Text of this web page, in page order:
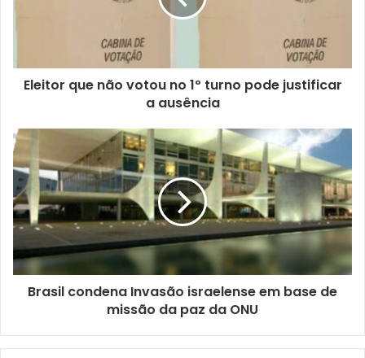
e
e
e
m
a
i
l
Eleitor que não votou no 1º turno pode justificar
a ausência
Brasil condena Invasão israelense em base de
missão da paz da ONU